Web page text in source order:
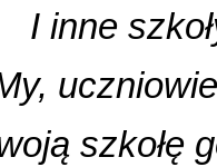
I inne
szkołę